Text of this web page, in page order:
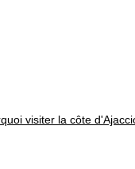
visiter la côte